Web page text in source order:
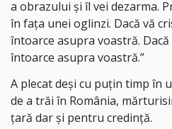
a obrazului și îl vei dezarma.
în fața unei oglinzi. Dacă vă
întoarce asupra voastră.
întoarce asupra voastră.”
A plecat deși cu puțin timp în
de a trăi în România,
țară dar și pentru credință.